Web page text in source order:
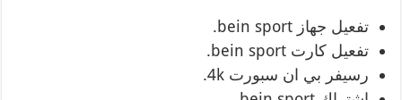
تفعيل جهاز bein sport.
تفعيل كارت bein sport.
رسيفر بي ان سبورت 4k.